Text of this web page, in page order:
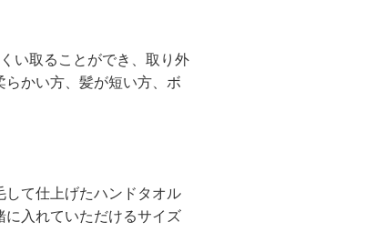
い取ることができ、取り外
かい方、髪が短い方、ボ
して仕上げたハンドタオル
に入れていただけるサイズ